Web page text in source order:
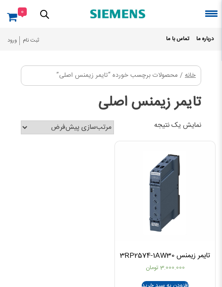
to
درباره ما تماس با ما ثبت نام ورود
0
خانه / محصولات برچسب خورده “تایمر زیمنس اصلی”
تایمر زیمنس اصلی
نمایش یک نتیجه
تایمر زیمنس 3RP2574-1AW30
3.000.000 تومان